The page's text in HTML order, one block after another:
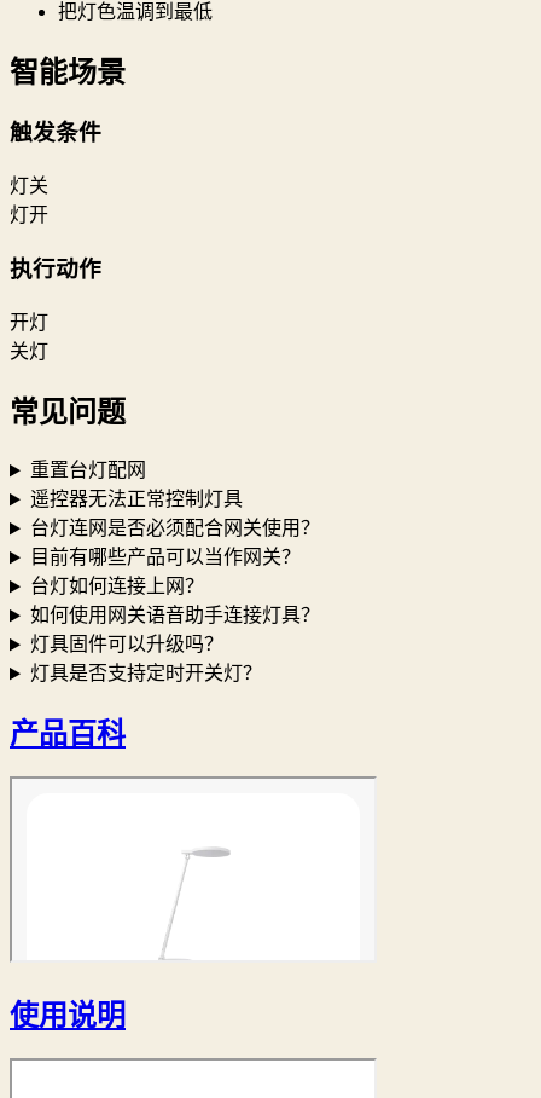
把灯色温调到最低
智能场景
触发条件
灯关
灯开
执行动作
开灯
关灯
常见问题
重置台灯配网
遥控器无法正常控制灯具
台灯连网是否必须配合网关使用？
目前有哪些产品可以当作网关？
台灯如何连接上网？
如何使用网关语音助手连接灯具？
灯具固件可以升级吗？
灯具是否支持定时开关灯？
产品百科
使用说明